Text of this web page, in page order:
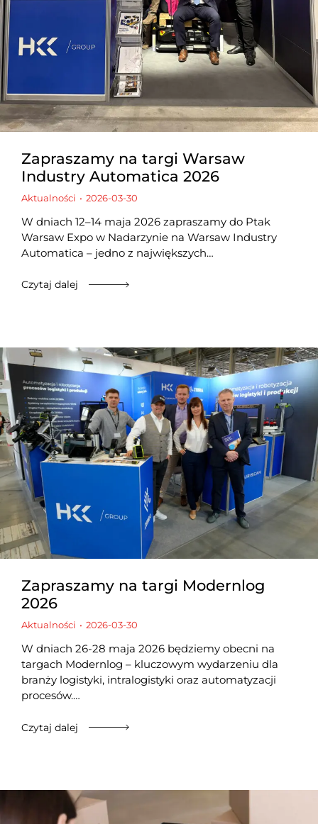
Zapraszamy na targi Warsaw
Industry Automatica 2026
Aktualności 2026-03-30
W dniach 12–14 maja 2026 zapraszamy do Ptak
Warsaw Expo w Nadarzynie na Warsaw Industry
Automatica – jedno z największych…
Czytaj dalej
Zapraszamy na targi Modernlog
2026
Aktualności 2026-03-30
W dniach 26-28 maja 2026 będziemy obecni na
targach Modernlog – kluczowym wydarzeniu dla
branży logistyki, intralogistyki oraz automatyzacji
procesów.…
Czytaj dalej